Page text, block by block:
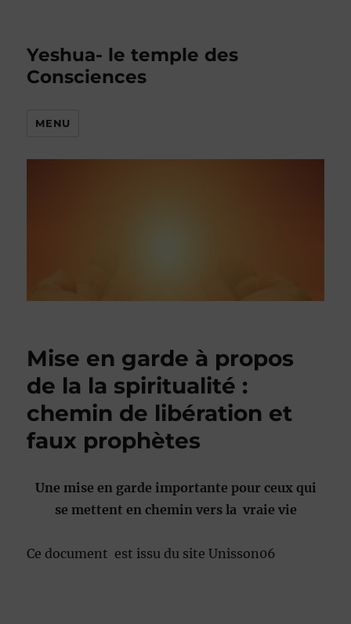
Yeshua- le temple des
Consciences
MENU
Mise en garde à propos
de la la spiritualité :
chemin de libération et
faux prophètes
Une mise en garde importante pour ceux qui
se mettent en chemin vers la vraie vie
Ce document est issu du site Unisson06